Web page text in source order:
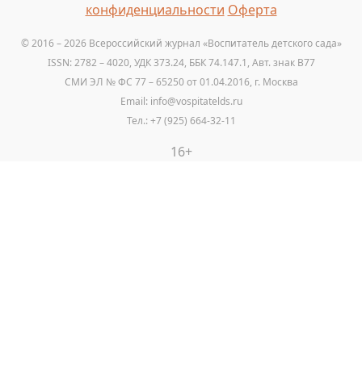
конфиденциальности Оферта
© 2016 – 2026 Всероссийский журнал «Воспитатель детского сада»
ISSN: 2782 – 4020, УДК 373.24, ББК 74.147.1, Авт. знак B77
СМИ ЭЛ № ФС 77 – 65250 от 01.04.2016, г. Москва
Email: info@vospitatelds.ru
Тел.: +7 (925) 664-32-11
16+